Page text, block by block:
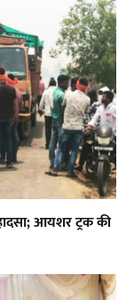
आयशर ट्रक की